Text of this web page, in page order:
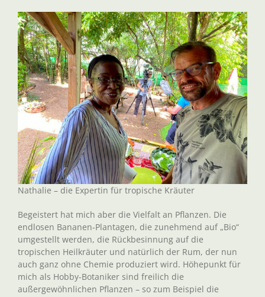
Nathalie – die Expertin für tropische Kräuter
Begeistert hat mich aber die Vielfalt an Pflanzen. Die
endlosen Bananen-Plantagen, die zunehmend auf „Bio“
umgestellt werden, die Rückbesinnung auf die
tropischen Heilkräuter und natürlich der Rum, der nun
auch ganz ohne Chemie produziert wird. Höhepunkt für
mich als Hobby-Botaniker sind freilich die
außergewöhnlichen Pflanzen – so zum Beispiel die